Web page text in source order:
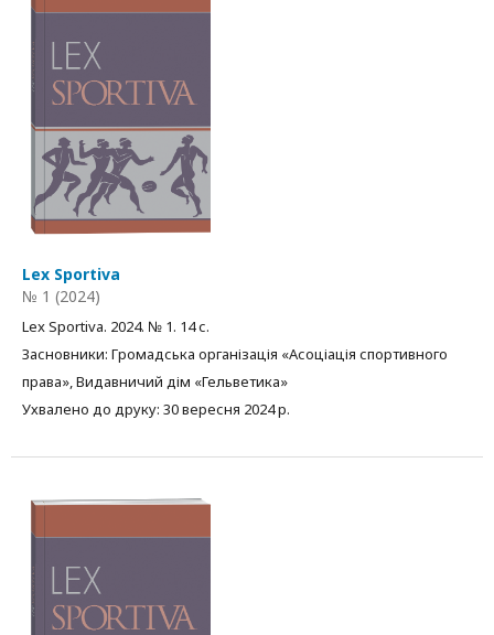
Lex Sportiva
№ 1 (2024)
Lex Sportiva. 2024. № 1. 14 с.
Засновники: Громадська організація «Асоціація спортивного
права», Видавничий дім «Гельветика»
Ухвалено до друку: 30 вересня 2024 р.